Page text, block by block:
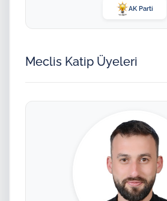
AK Parti
Meclis Katip Üyeleri